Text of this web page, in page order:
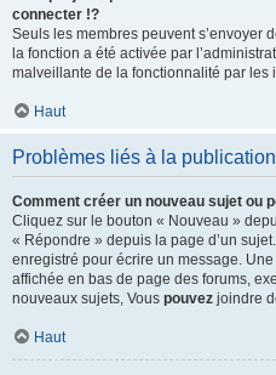
connecter !?
Seuls les membres peuvent s’envoyer
la fonction a été activée par
malveillante de la fonctionnalité par les
Haut
Problèmes liés à la
Comment créer un nouveau sujet ou
Cliquez sur le bouton « Nouveau »
« Répondre » depuis la page d’un
enregistré pour écrire un message.
affichée en bas de page des forums,
nouveaux sujets, Vous pouvez joindre
Haut